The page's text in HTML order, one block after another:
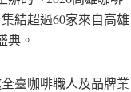
結超過60家來自高雄
典。
臺咖啡職人及品牌業